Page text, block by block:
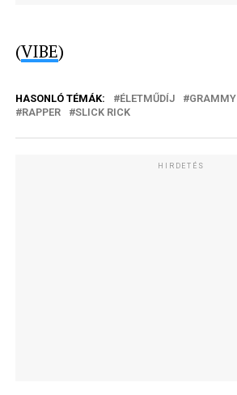
(VIBE)
HASONLÓ TÉMÁK: ÉLETMŰDÍJ GRAMMY
RAPPER
SLICK RICK
HIRDETÉS